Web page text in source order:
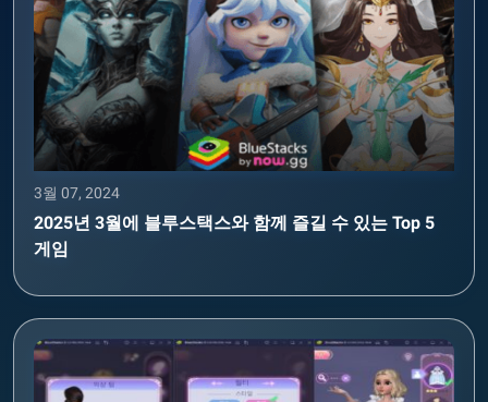
3월 07, 2024
2025년 3월에 블루스택스와 함께 즐길 수 있는 Top 5
게임